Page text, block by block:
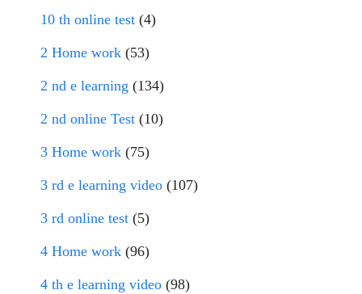
10 th online test (4)
2 Home work (53)
2 nd e learning (134)
2 nd online Test (10)
3 Home work (75)
3 rd e learning video (107)
3 rd online test (5)
4 Home work (96)
4 th e learning video (98)